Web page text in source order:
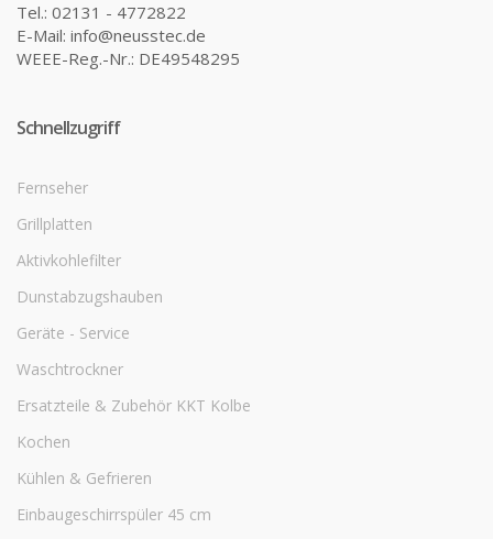
Tel.: 02131 - 4772822
E-Mail: info@neusstec.de
WEEE-Reg.-Nr.: DE49548295
Schnellzugriff
Fernseher
Grillplatten
Aktivkohlefilter
Dunstabzugshauben
Geräte - Service
Waschtrockner
Ersatzteile & Zubehör KKT Kolbe
Kochen
Kühlen & Gefrieren
Einbaugeschirrspüler 45 cm